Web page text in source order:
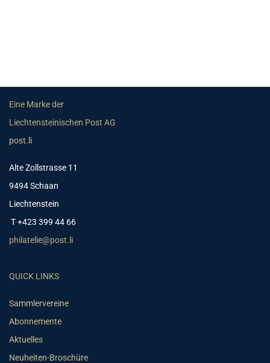
Eine Marke der
Liechtensteinischen Post AG
post.li
Alte Zollstrasse 11
9494 Schaan
Liechtenstein
T +423 399 44 66
philatelie@post.li
QUICK LINKS
Sammlervereine
Abonnemente
Aktuelles
Neuheiten-Broschüre